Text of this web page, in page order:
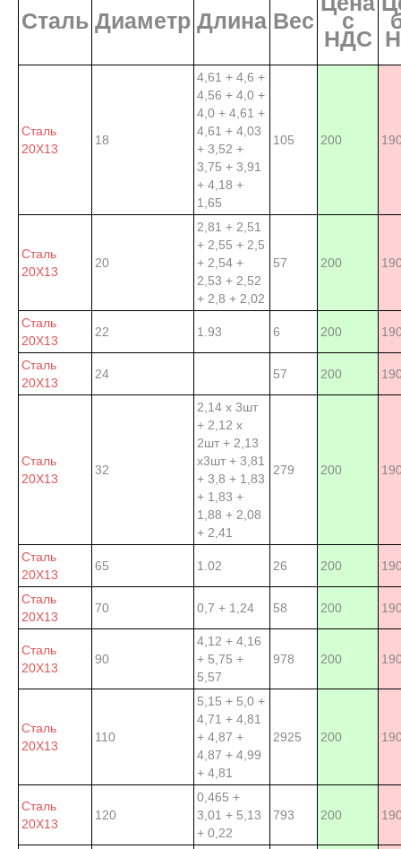
Сталь Диаметр Длина Вес с
НДС
Сталь
20Х13
18
4,61 + 4,6 +
4,56 + 4,0 +
4,0 + 4,61 +
4,61 + 4,03
+ 3,52 +
3,75 + 3,91
+ 4,18 +
1,65
105 200
Сталь
20Х13
20
2,81 + 2,51
+ 2,55 + 2,5
+ 2,54 +
2,53 + 2,52
+ 2,8 + 2,02
57 200
Сталь
20Х13
22 1.93 6 200
Сталь
20Х13
24 57 200
Сталь
20Х13
32
2,14 х 3шт
+ 2,12 х
2шт + 2,13
х3шт + 3,81
+ 3,8 + 1,83
+ 1,83 +
1,88 + 2,08
+ 2,41
279 200
Сталь
20Х13
65 1.02 26 200
Сталь
20Х13
70 0,7 + 1,24 58 200
Сталь
20Х13
90
4,12 + 4,16
+ 5,75 +
5,57
978 200
Сталь
20Х13
110
5,15 + 5,0 +
4,71 + 4,81
+ 4,87 +
4,87 + 4,99
+ 4,81
2925 200
Сталь
20Х13
120
0,465 +
3,01 + 5,13
+ 0,22
793 200